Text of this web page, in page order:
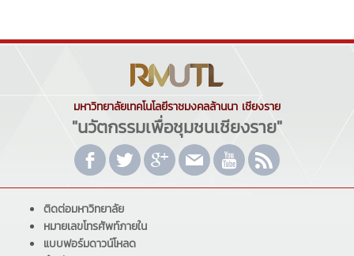
มหาวิทยาลัยเทคโนโลยีราชมงคลล้านนา เชียงราย
"นวัตกรรมเพื่อชุมชนเชียงราย"
ติดต่อมหาวิทยาลัย
หมายเลขโทรศัพท์ภายใน
แบบฟอร์มดาวน์โหลด